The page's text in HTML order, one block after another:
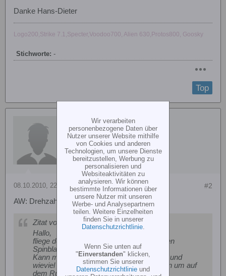
Danke Hans-Dieter
Logo200,Strike 7.1,Specter,Voodoo700, Alien 630,Protos800, Goosky
Stichworte: -
Top
#2
08.10.2010, 22:37
AW: Drehzahl
Zitat von
pepsi33
Hallo,
fliege den Protos mit den halbsymetrischen
Spinblade Blättern.
Kann mir jemand sagen welche Drehzahl und
wieviel Grad negativ Pitch benötigt werden um auf
dem Rücken zu fliegen ?
Wir verarbeiten
personenbezogene Daten über
Nutzer unserer Website mithilfe
von Cookies und anderen
Technologien, um unsere Dienste
bereitzustellen, Werbung zu
personalisieren und
Websiteaktivitäten zu
analysieren. Wir können
bestimmte Informationen über
unsere Nutzer mit unseren
Werbe- und Analysepartnern
teilen. Weitere Einzelheiten
finden Sie in unserer
Datenschutzrichtlinie.
Wenn Sie unten auf
"Einverstanden" klicken,
stimmen Sie unserer
Datenschutzrichtlinie und